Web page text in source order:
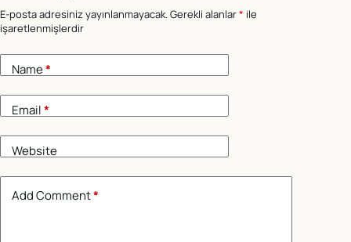
E-posta adresiniz yayınlanmayacak. Gerekli alanlar* ile
işaretlenmişlerdir
Name*
Email*
Website
Add Comment*